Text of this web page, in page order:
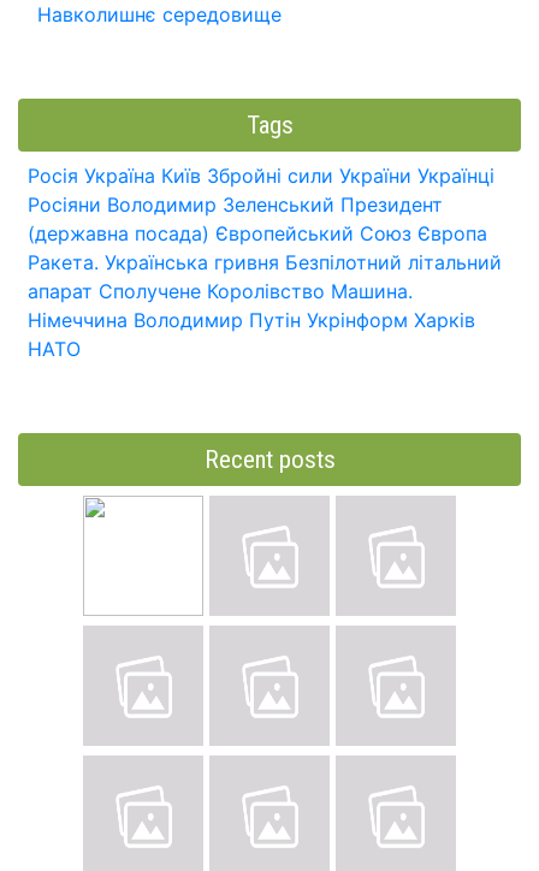
Навколишнє середовище
Tags
Росія Україна Київ Збройні сили України Українці
Росіяни Володимир Зеленський Президент
(державна посада) Європейський Союз Європа
Ракета. Українська гривня Безпілотний літальний
апарат Сполучене Королівство Машина.
Німеччина Володимир Путін Укрінформ Харків
НАТО
Recent posts